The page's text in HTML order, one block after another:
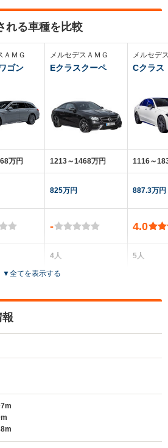
れる車種を比較
ＡＭＧ
ゴン
万円
メルセデスＡＭＧ
Eクラスクーペ
1213～1468万円
825万円
-
4人
2ドア
メルセデ
Cクラス
1116～
887.3万円
4.0
5人
▼全てを表示する